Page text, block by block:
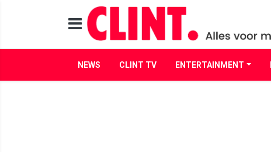
NEWS CLINT TV ENTERTAINMENT